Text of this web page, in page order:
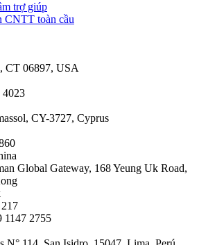
trợ giúp
CNTT toàn cầu
CT 06897, USA
4023
CY-3727, Cyprus
Global Gateway, 168 Yeung Uk Road,
1147 2755